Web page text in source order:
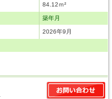
84.12ｍ²
築年月
2026年9月